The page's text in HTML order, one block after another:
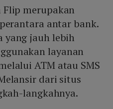
merupakan
antar bank.
yang jauh lebih
layanan
ATM atau SMS
dari situs
langkahnya.